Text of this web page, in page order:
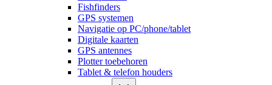
Fishfinders
GPS systemen
Navigatie op PC/phone/tablet
Digitale kaarten
GPS antennes
Plotter toebehoren
Tablet & telefon houders